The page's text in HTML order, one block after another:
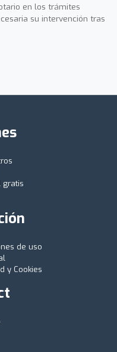
en los trámites
su intervención tras
gratis
de uso
y Cookies